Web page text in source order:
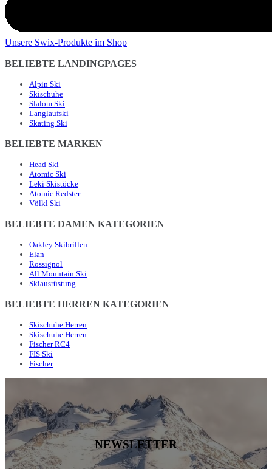
Unsere Swix-Produkte im Shop
BELIEBTE LANDINGPAGES
Alpin Ski
Skischuhe
Slalom Ski
Langlaufski
Skating Ski
BELIEBTE MARKEN
Head Ski
Atomic Ski
Leki Skistöcke
Atomic Redster
Völkl Ski
BELIEBTE DAMEN KATEGORIEN
Oakley Skibrillen
Elan
Rossignol
All Mountain Ski
Skiausrüstung
BELIEBTE HERREN KATEGORIEN
Skischuhe Herren
Skischuhe Herren
Fischer RC4
FIS Ski
Fischer
NEWSLETTER